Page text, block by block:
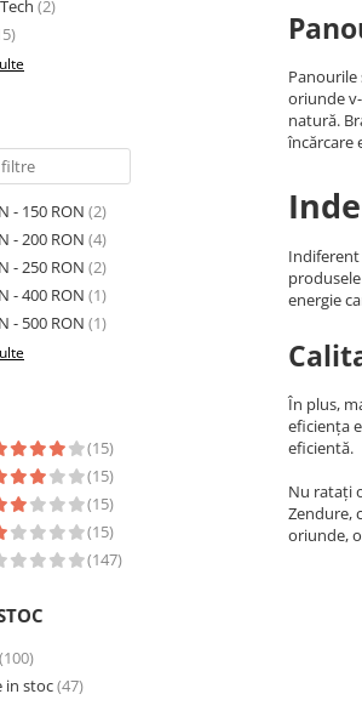
de masura
(2)
- 150 RON (2)
- 200 RON (4)
- 250 RON (2)
- 400 RON (1)
- 500 RON (1)
(15)
(15)
(15)
(15)
(147)
(100)
in stoc(47)
oriunde
natură.
încărcare
Indiferent
energie
În plus,
eficiența
eficientă.
Nu ratați
Zendure,
oriunde,